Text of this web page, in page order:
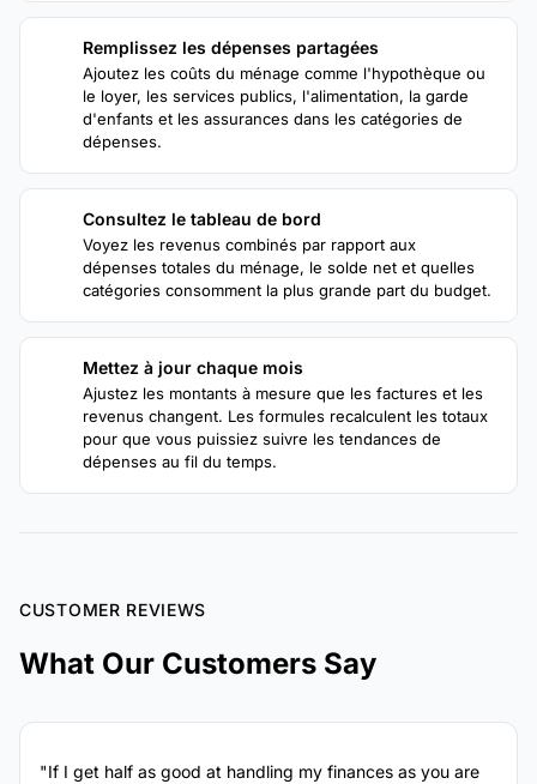
Remplissez les dépenses partagées
Ajoutez les coûts du ménage comme l'hypothèque ou
le loyer, les services publics, l'alimentation, la garde
d'enfants et les assurances dans les catégories de
dépenses.
Consultez le tableau de bord
Voyez les revenus combinés par rapport aux
dépenses totales du ménage, le solde net et quelles
catégories consomment la plus grande part du budget.
Mettez à jour chaque mois
Ajustez les montants à mesure que les factures et les
revenus changent. Les formules recalculent les totaux
pour que vous puissiez suivre les tendances de
dépenses au fil du temps.
CUSTOMER REVIEWS
What Our Customers Say
"If I get half as good at handling my finances as you are